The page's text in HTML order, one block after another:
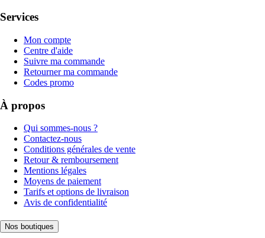
Services
Mon compte
Centre d'aide
Suivre ma commande
Retourner ma commande
Codes promo
À propos
Qui sommes-nous ?
Contactez-nous
Conditions générales de vente
Retour & remboursement
Mentions légales
Moyens de paiement
Tarifs et options de livraison
Avis de confidentialité
Nos boutiques